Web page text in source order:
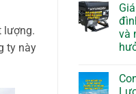
lượng.
ty này
và